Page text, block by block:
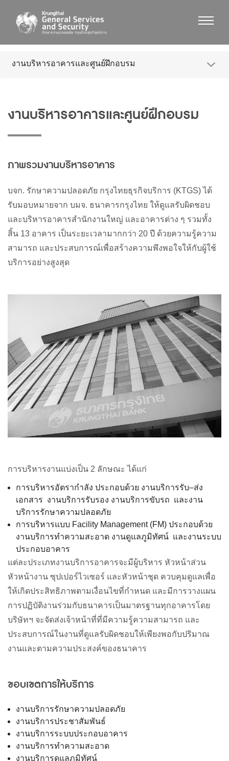
งานบริหารอาคารและศูนย์ฝึกอบรม
งานบริหารอาคารและศูนย์ฝึกอบรม
ภาพรวมงานบริหารอาคาร
บจก. รักษาความปลอดภัย กรุงไทยธุรกิจบริการ (KTGS)ได้
รับมอบหมายจาก บมจ. ธนาคารกรุงไทย ให้ดูแลรับผิดชอบ
และบริหารอาคารสำนักงานใหญ่ และอาคารต่าง ๆ รวมทั้ง
สิ้น 13 อาคาร เป็นระยะเวลามากกว่า 20 ปี ด้วยความรู้ความ
สามารถ และประสบการณ์เพื่อสร้างความพึงพอใจให้กับผู้ใช้
บริการอย่างสูงสุด
การบริหารงานแบ่งเป็น 2 ลักษณะ ได้แก่
การบริหารอัตรากำลัง ประกอบด้วย งานบริการรับ–ส่ง
เอกสาร งานบริการรับรอง งานบริการขับรถ และงาน
บริการรักษาความปลอดภัย
การบริหารแบบ Facility Management (FM) ประกอบด้วย
งานบริการทำความสะอาด งานดูแลภูมิทัศน์ และงานระบบ
ประกอบอาคาร
แต่ละประเภทงานบริการอาคารจะมีผู้บริหาร หัวหน้าส่วน
หัวหน้างาน ซุปเปอร์ไวเซอร์ และหัวหน้าชุด ควบคุมดูแลเพื่อ
ให้เกิดประสิทธิภาพตามเงื่อนไขที่กำหนด และมีการวางแผน
การปฏิบัติงานร่วมกับธนาคารเป็นมาตรฐานทุกอาคารโดย
บริษัทฯ จะจัดส่งเจ้าหน้าที่ที่มีความรู้ความสามารถ และ
ประสบการณ์ในงานที่ดูแลรับผิดชอบให้เพียงพอกับปริมาณ
งานและตามความประสงค์ของธนาคาร
ขอบเขตการให้บริการ
งานบริการรักษาความปลอดภัย
งานบริการประชาสัมพันธ์
งานบริการระบบประกอบอาคาร
งานบริการทำความสะอาด
งานบริการดูแลภูมิทัศน์